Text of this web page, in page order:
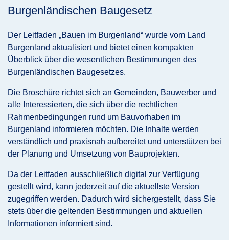
Burgenländischen Baugesetz
Der Leitfaden „Bauen im Burgenland“ wurde vom Land
Burgenland aktualisiert und bietet einen kompakten
Überblick über die wesentlichen Bestimmungen des
Burgenländischen Baugesetzes.
Die Broschüre richtet sich an Gemeinden, Bauwerber und
alle Interessierten, die sich über die rechtlichen
Rahmenbedingungen rund um Bauvorhaben im
Burgenland informieren möchten. Die Inhalte werden
verständlich und praxisnah aufbereitet und unterstützen bei
der Planung und Umsetzung von Bauprojekten.
Da der Leitfaden ausschließlich digital zur Verfügung
gestellt wird, kann jederzeit auf die aktuellste Version
zugegriffen werden. Dadurch wird sichergestellt, dass Sie
stets über die geltenden Bestimmungen und aktuellen
Informationen informiert sind.